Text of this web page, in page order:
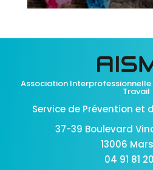
Association Interprofessionnelle
Travail
Service de Prévention et
37-39 Boulevard
13006
04 91 81